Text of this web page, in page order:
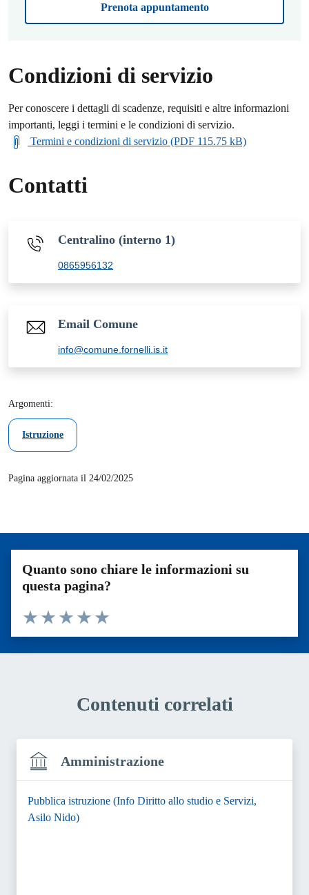
Prenota appuntamento
Condizioni di servizio
Per conoscere i dettagli di scadenze, requisiti e altre informazioni
importanti, leggi i termini e le condizioni di servizio.
Termini e condizioni di servizio (PDF 115.75 kB)
Contatti
Centralino (interno 1)
0865956132
Email Comune
info@comune.fornelli.is.it
Argomenti:
Istruzione
Pagina aggiornata il 24/02/2025
Quanto sono chiare le informazioni su
questa pagina?
Contenuti correlati
Amministrazione
Pubblica istruzione (Info Diritto allo studio e Servizi,
Asilo Nido)